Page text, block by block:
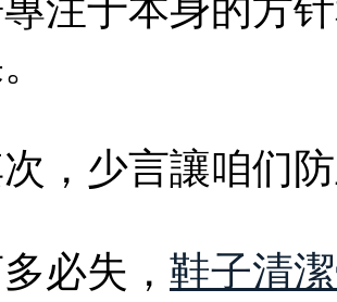
注于本身的方
，少言讓咱们
必失， 鞋子清